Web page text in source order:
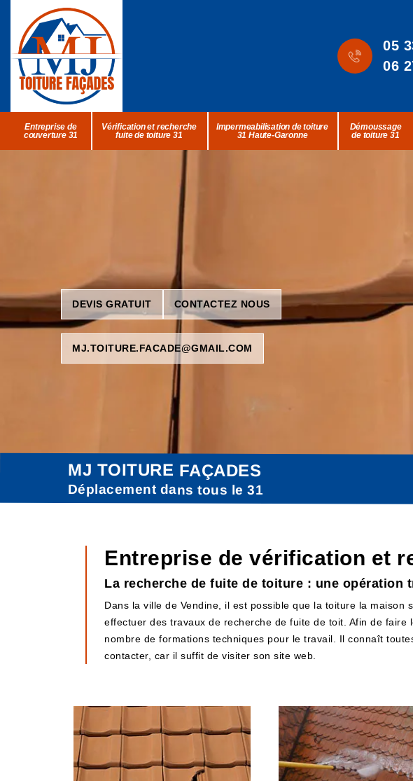
05
06
Entreprise de
couverture 31
Vérification et recherche
fuite de toiture 31
Impermeabilisation de toiture
31 Haute-Garonne
Démoussage
de toiture 31
DEVIS GRATUIT CONTACTEZ NOUS
MJ.TOITURE.FACADE@GMAIL.COM
MJ TOITURE FAÇADES
Déplacement dans tous le 31
Entreprise de vérification et
La recherche de fuite de toiture : une opération
Dans la ville de Vendine, il est possible que la toiture la
effectuer des travaux de recherche de fuite de toit. Afin de
nombre de formations techniques pour le travail. Il connaît
contacter, car il suffit de visiter son site web.